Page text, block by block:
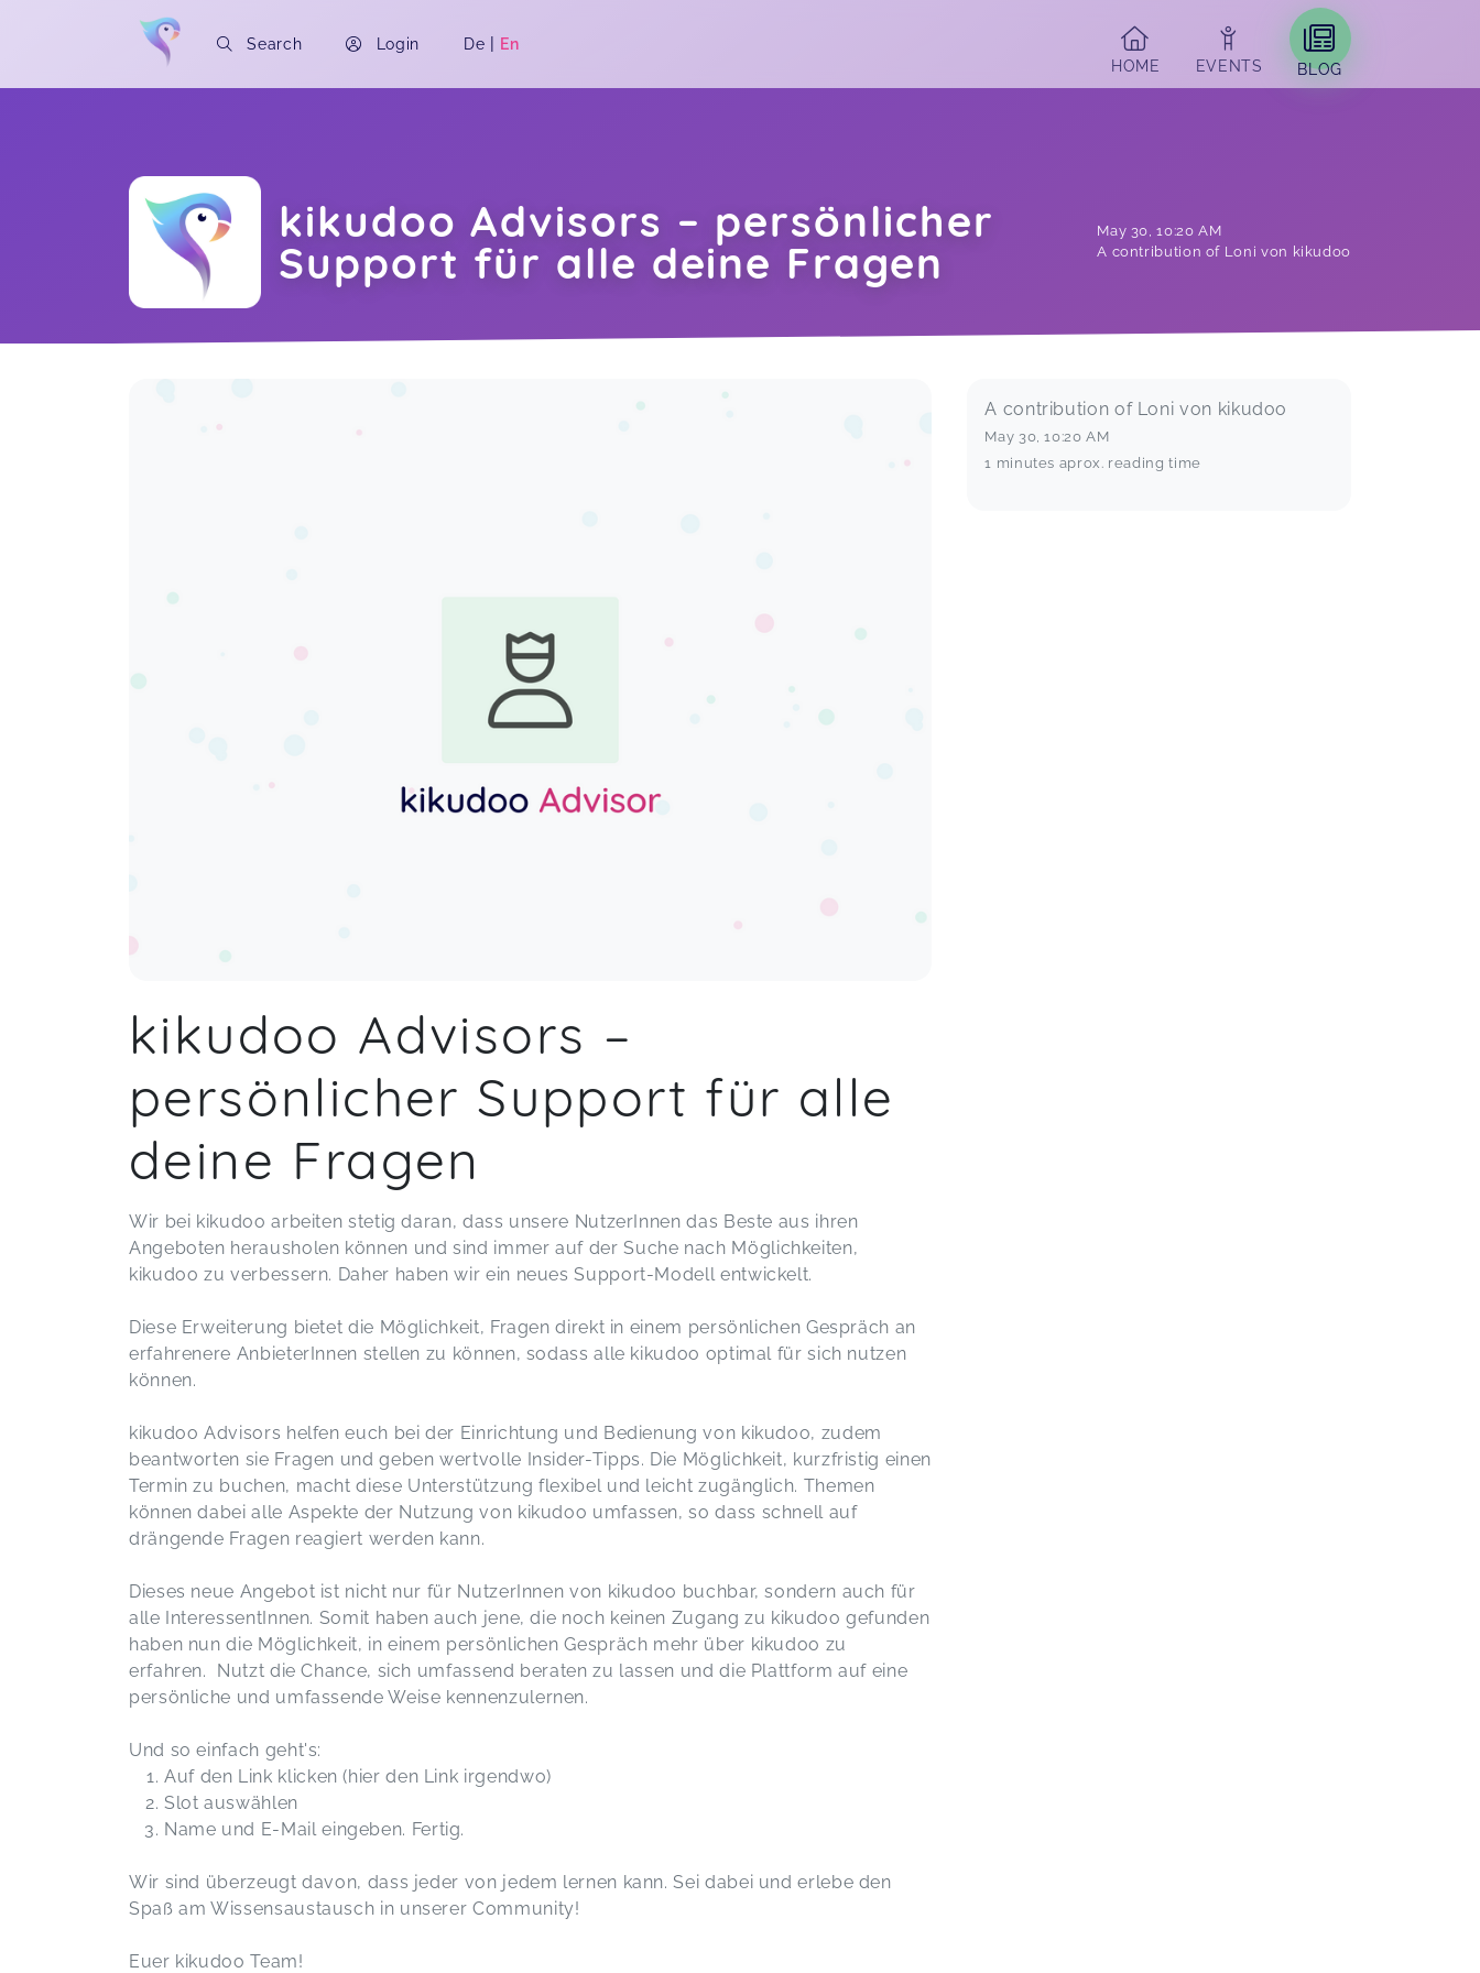
Search Login De | En
HOME
EVENTS BLOG
kikudoo Advisors – persönlicher
Support für alle deine Fragen
May 30,10:20 AM
A contribution of Loni von kikudoo
kikudoo Advisors –
persönlicher Support für alle
deine Fragen
Wir bei kikudoo arbeiten stetig daran, dass unsere NutzerInnen das Beste aus ihren
Angeboten herausholen können und sind immer auf der Suche nach Möglichkeiten,
kikudoo zu verbessern. Daher haben wir ein neues Support-Modell entwickelt.
Diese Erweiterung bietet die Möglichkeit, Fragen direkt in einem persönlichen Gespräch an
erfahrenere AnbieterInnen stellen zu können, sodass alle kikudoo optimal für sich nutzen
können.
kikudoo Advisors helfen euch bei der Einrichtung und Bedienung von kikudoo, zudem
beantworten sie Fragen und geben wertvolle Insider-Tipps. Die Möglichkeit, kurzfristig einen
Termin zu buchen, macht diese Unterstützung flexibel und leicht zugänglich. Themen
können dabei alle Aspekte der Nutzung von kikudoo umfassen, so dass schnell auf
drängende Fragen reagiert werden kann.
Dieses neue Angebot ist nicht nur für NutzerInnen von kikudoo buchbar, sondern auch für
alle InteressentInnen. Somit haben auch jene, die noch keinen Zugang zu kikudoo gefunden
haben nun die Möglichkeit, in einem persönlichen Gespräch mehr über kikudoo zu
erfahren. Nutzt die Chance, sich umfassend beraten zu lassen und die Plattform auf eine
persönliche und umfassende Weise kennenzulernen.
Und so einfach geht's:
Auf den Link klicken (hier den Link irgendwo)
Slot auswählen
Name und E-Mail eingeben. Fertig.
Wir sind überzeugt davon, dass jeder von jedem lernen kann. Sei dabei und erlebe den
Spaß am Wissensaustausch in unserer Community!
Euer kikudoo Team!
A contribution of Loni von kikudoo
May 30 ,10:20 AM
1 minutes aprox. reading time